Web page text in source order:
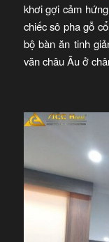
khơi gợi cảm
chiếc sô pha gỗ
bộ bàn ăn tinh
văn châu Âu ở